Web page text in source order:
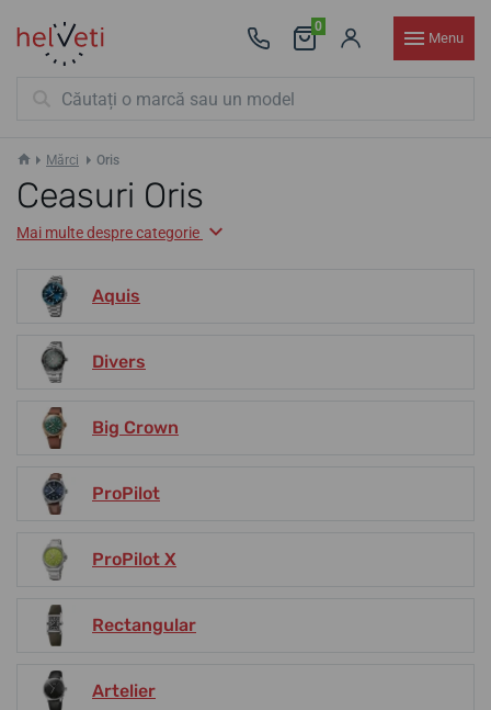
0
Menu
Mărci Oris
Ceasuri Oris
Mai multe despre categorie
Aquis
Divers
Big Crown
ProPilot
ProPilot X
Rectangular
Artelier